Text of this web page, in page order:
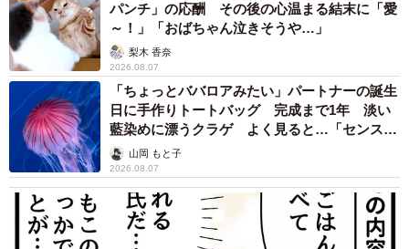
パンチ」の応酬 その後の心温まる結末に「愛
～！」「おばちゃん泣きそうや…」
梨木 香奈
2026.08.07
「ちょっとババロアみたい」パートナーの誕生
日に手作りトートバッグ 完成まで1年 淡い
藍染めに漂うクラゲ よく見ると…「センスす
ごい」山岡 もと子
2026.08.07